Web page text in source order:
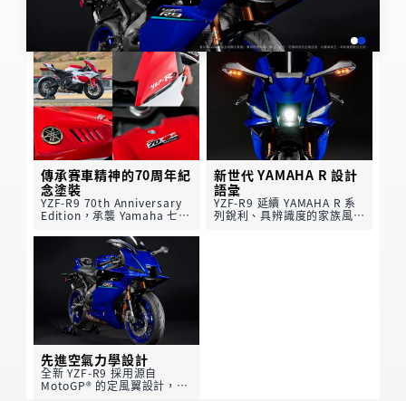
傳承賽車精神的70周年紀
念塗裝
YZF-R9 70th Anniversary
Edition，承襲 Yamaha 七十
牌自 1955 年創立以來的榮耀
歷程致敬。經典白紅 Speed
Block 紀念塗裝、金色
Yamaha 音叉標誌，以及專
屬 70th Anniversary
Edition 銘牌，巧妙融入
YZF-R9 充滿張力的新世代 R
系列造型語彙之中，並結合更
具侵略感的空氣力學線條與賽
道化細節，在傳統與革新之間
取得恰到好處的平衡，展現
Yamaha 對性能、美學與賽
道精神始終如一的堅持。
新世代 YAMAHA R 設計
語彙
YZF-R9 延續 YAMAHA R 系
列銳利、具辨識度的家族風
先進空氣力學設計
全新 YZF-R9 採用源自
MotoGP® 的定風翼設計，能